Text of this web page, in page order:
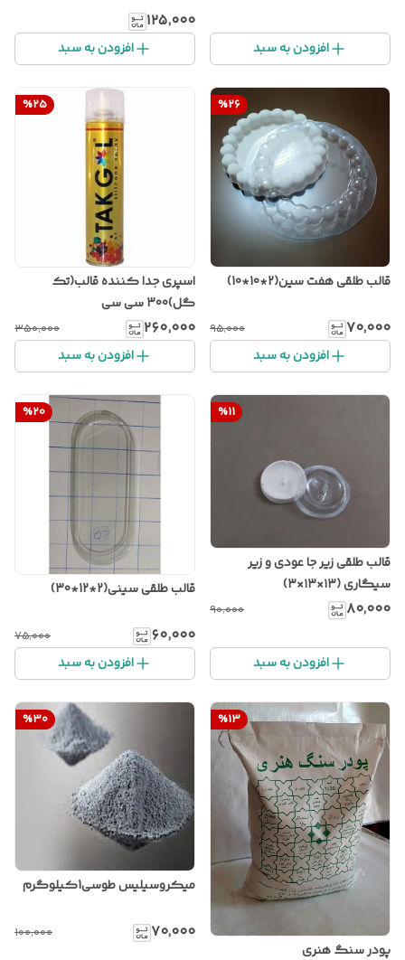
افزودن به سبد
۱۲۵٬۰۰۰
افزودن به سبد
%26
قالب طلقی هفت سین(2*10*10)
۷۰٬۰۰۰ ۹۵٬۰۰۰
افزودن به سبد
%25
اسپری جدا کننده قالب(تک
گل)300 سی سی
۲۶۰٬۰۰۰ ۳۵۰٬۰۰۰
افزودن به سبد
%11
قالب طلقی زیر جا عودی و زیر
سیگاری (۱۳×۱۳×۳)
۸۰٬۰۰۰ ۹۰٬۰۰۰
افزودن به سبد
%20
قالب طلقی سینی(2*12*30)
۶۰٬۰۰۰ ۷۵٬۰۰۰
افزودن به سبد
%13
پودر سنگ هنری
%30
میکروسیلیس طوسی1کیلوگرم
۷۰٬۰۰۰ ۱۰۰٬۰۰۰